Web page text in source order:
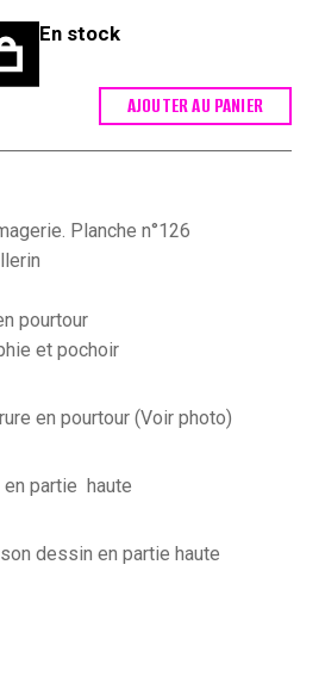
En stock
AJOUTER AU PANIER
Planche n°126
pourtour
et pochoir
en pourtour (Voir photo)
partie haute
dessin en partie haute